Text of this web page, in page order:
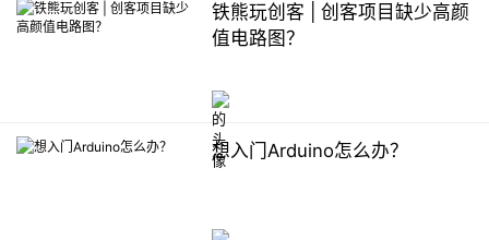
铁熊玩创客 | 创客项目缺少高颜
值电路图？
想入门Arduino怎么办？